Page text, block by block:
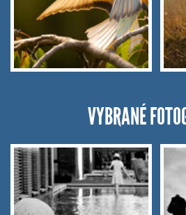
VYBRANÉ